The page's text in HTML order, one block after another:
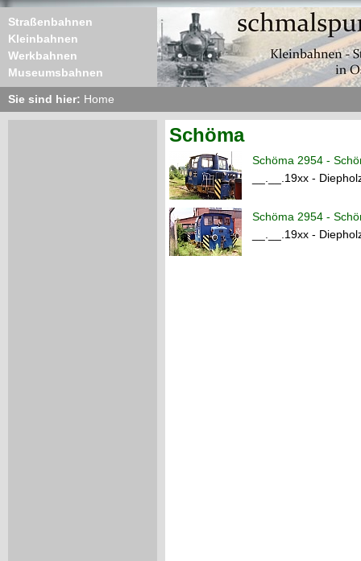
Straßenbahnen
Kleinbahnen
Werkbahnen
Museumsbahnen
Sie sind hier: Home
Schöma
Schöma 2954 -
__.__.19xx -
Schöma 2954 -
__.__.19xx -